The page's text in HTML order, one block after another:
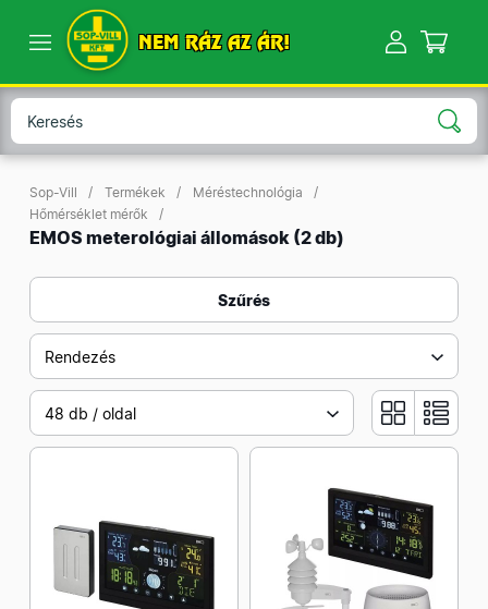
NEM RÁZ AZ ÁR!
Sop-Vill Termékek
Méréstechnológia
Hőmérséklet mérők
EMOS meterológiai állomások (2 db)
Szűrés
Rendezés
48 db / oldal